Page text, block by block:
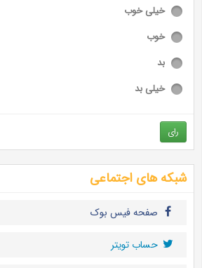
خیلی خوب
خوب
بد
خیلی بد
رای
شبکه های اجتماعی
صفحه فیس بوک
حساب تويتر